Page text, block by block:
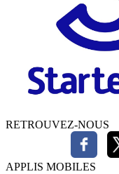
RETROUVEZ-NOUS
APPLIS MOBILES